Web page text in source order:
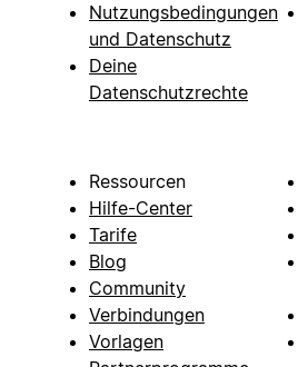
Nutzungsbedingungen
und Datenschutz
Deine
Datenschutzrechte
Ressourcen
Hilfe-Center
Tarife
Blog
Community
Verbindungen
Vorlagen